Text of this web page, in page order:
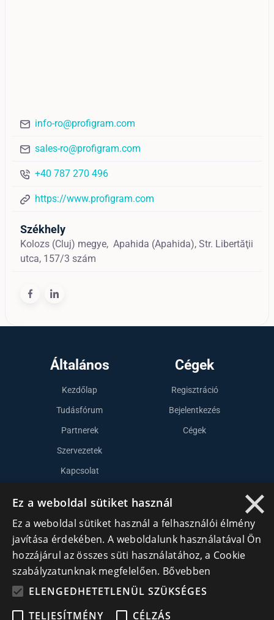
info-ro@profigram.com
sales-ro@profigram.com
+40 787 270 496
https://www.profigram.com
Székhely
Kolozs (Cluj) megye, Apahida (Apahida), Str. Libertăţii
utca, 157/3 szám
Általános
Kezdőlap
Tudásfórum
Partnerek
Szervezetek
Kapcsolat
Cégek
Regisztráció
Bejelentkezés
Cégek
info@cegek.ro
+40 740 856 970
×
Ez a weboldal sütiket használ
Ez a weboldal sütiket használ a felhasználói élmény
javítása érdekében. A weboldalunk használatával Ön
hozzájárul az összes süti használatához, a Cookie
szabályzatunknak megfelelően. Bővebben
ELENGEDHETETLENÜL SZÜKSÉGES
TELJESÍTMÉNY
CÉLZÁS